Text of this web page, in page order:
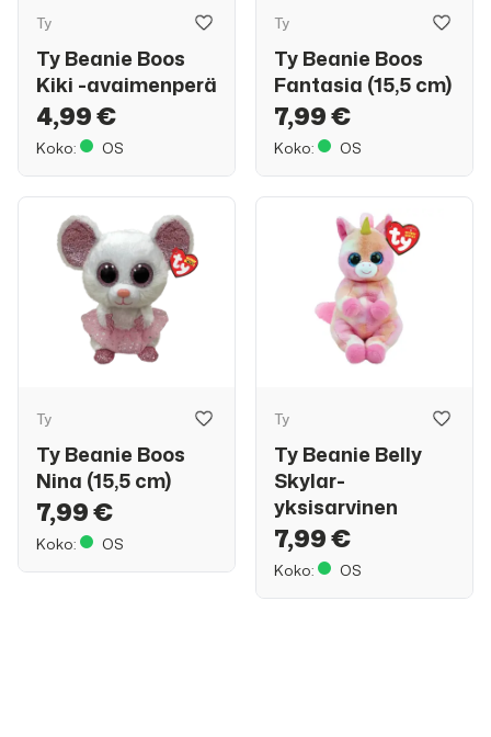
Ty
Ty Beanie Boos
Kiki -avaimenperä
4,99 €
Koko: OS
Ty
Ty Beanie Boos
Fantasia (15,5 cm)
7,99 €
Koko: OS
Ty
Ty Beanie Boos
Nina (15,5 cm)
7,99 €
Koko: OS
Ty
Ty Beanie Belly
Skylar-
yksisarvinen
7,99 €
Koko: OS